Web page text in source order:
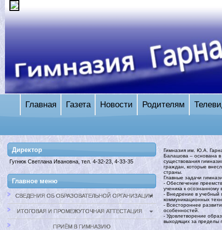
Главная Газета Новости Родителям
Гимназия им. Ю.А.
Балашова – основана в
существования
граждан, которые
страны.
Главные задачи
- Обеспечение
ученика к
- Внедрение в учебный
коммуникационных
- Всестороннее
особенностей.
- Удовлетворение
выходящих за пределы
Директор
Гугнюк Светлана Ивановна, тел. 4-32-23, 4-33-35
Главное меню
СВЕДЕНИЯ ОБ ОБРАЗОВАТЕЛЬНОЙ ОРГАНИЗАЦИИ
ИТОГОВАЯ И ПРОМЕЖУТОЧНАЯ АТТЕСТАЦИЯ
ПРИЁМ В ГИМНАЗИЮ